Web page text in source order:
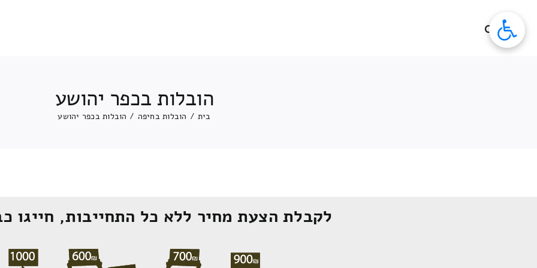
הובלות בכפר יהושע
בית / הובלות בחיפה / הובלות בכפר יהושע
לקבלת הצעת מחיר ללא כל התחייבות, חייגו